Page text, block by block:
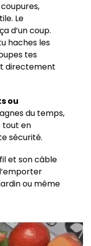
Le
d’un coup.
haches les
tes
directement
ou
du temps,
tout en
sécurité.
et son câble
ou même